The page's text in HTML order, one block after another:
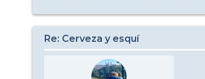
Re: Cerveza y esquí